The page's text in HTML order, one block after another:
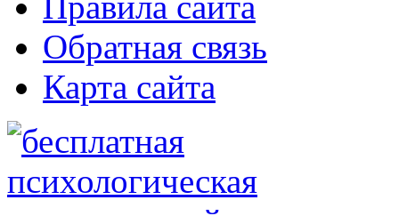
Обратная связь
Карта сайта